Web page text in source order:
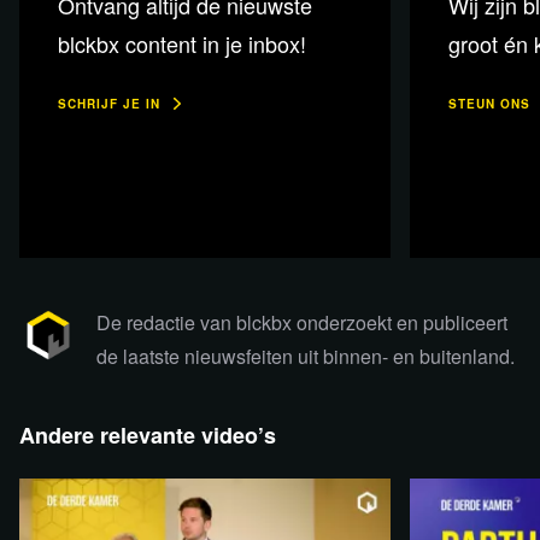
Kortom, een openhartig gesprek met een krachtige
persoon die ook zijn kwetsbare kant heeft. Verraad,
Een mooi gesprek vol passie, kracht, boosheid, een lach
én een traan.
Deze uitzending is ook als
podcast te beluisteren!
blckbx content in je inbox!
SCHRIJF JE IN
groot én
STEUN ONS
De redactie van blckbx onderzoekt en publiceert
de laatste nieuwsfeiten uit binnen- en buitenland.
Andere relevante video’s